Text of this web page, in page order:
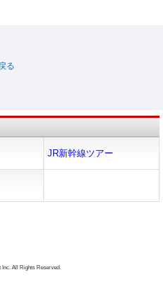
JR新幹線ツアー
Inc. All Rights Reserved.